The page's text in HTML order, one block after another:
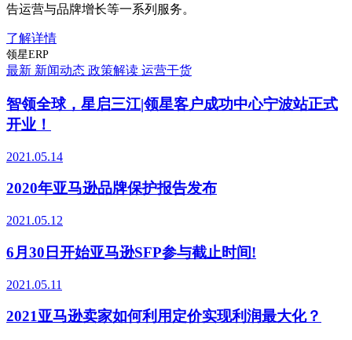
告运营与品牌增长等一系列服务。
了解详情
领星ERP
最新 新闻动态 政策解读 运营干货
智领全球，星启三江|领星客户成功中心宁波站正式
开业！
2021.05.14
2020年亚马逊品牌保护报告发布
2021.05.12
6月30日开始亚马逊SFP参与截止时间!
2021.05.11
2021亚马逊卖家如何利用定价实现利润最大化？